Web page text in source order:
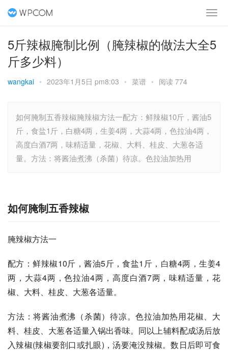
5斤辣椒腌制比例（腌辣椒的做法大全5
斤多少料）
wangkai • 2023年1月5日 pm8:03 • 菜谱 • 阅读 774
如何腌制五香辣椒腌辣椒方法一配方：鲜辣椒10斤，酱油5
斤，食盐1斤，白糖4两，生姜4两，大蒜4两，色拉油4两，
高度白酒7两，味精适量，花椒、大料、桂皮、大葱各适
量。方法：将酱油煮沸（杀菌）待凉。色拉油加热用
如何腌制五香辣椒
腌辣椒方法一
配方：鲜辣椒10斤，酱油5斤，食盐1斤，白糖4两，生姜4
两，大蒜4两，色拉油4两，高度白酒7两，味精适量，花
椒、大料、桂皮、大葱各适量。
方法：将酱油煮沸（杀菌）待凉。色拉油加热用花椒、大
料、桂皮、大葱各适量入锅出香味。同以上辅料配成汤后放
入辣椒(辣椒要剖口或扎眼)，汤要淹没辣椒。数日后即可食